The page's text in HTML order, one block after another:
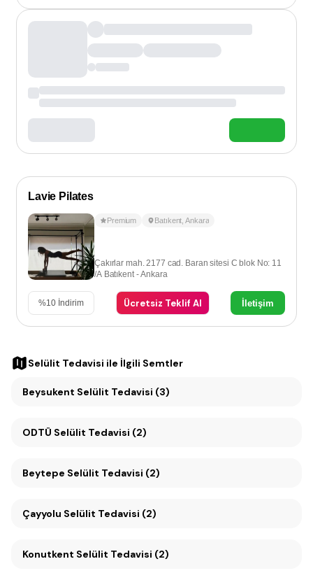
Lavie Pilates
Premium Batıkent ,Ankara
Çakırlar mah. 2177 cad. Baran sitesi C blok No: 11
/A Batıkent - Ankara
%10 İndirim Ücretsiz Teklif Al İletişim
Selülit Tedavisi ile İlgili Semtler
Beysukent Selülit Tedavisi (3)
ODTÜ Selülit Tedavisi (2)
Beytepe Selülit Tedavisi (2)
Çayyolu Selülit Tedavisi (2)
Konutkent Selülit Tedavisi (2)